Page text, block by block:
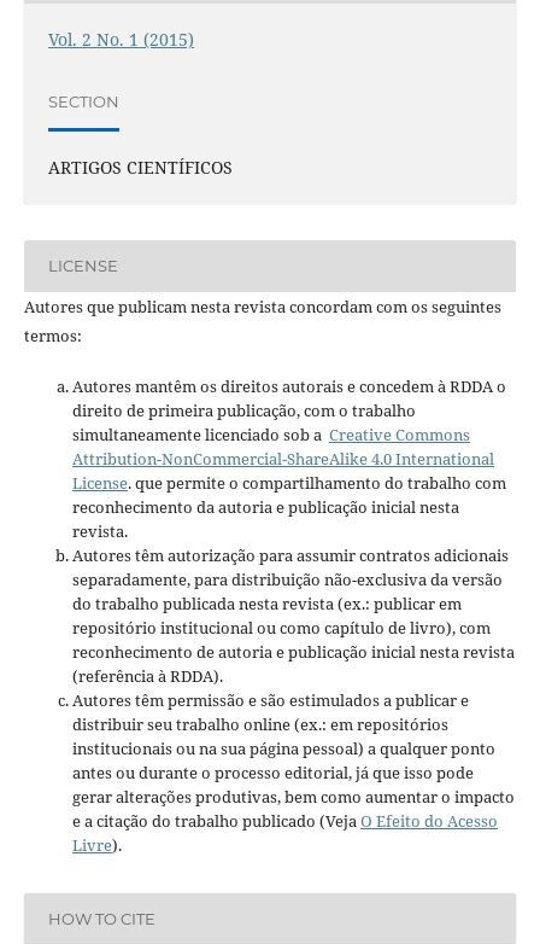
Vol. 2 No. 1 (2015)
SECTION
ARTIGOS CIENTÍFICOS
LICENSE
Autores que publicam nesta revista concordam com os seguintes
termos:
Autores mantêm os direitos autorais e concedem à RDDA o
direito de primeira publicação, com o trabalho
simultaneamente licenciado sob a Creative Commons
Attribution-NonCommercial-ShareAlike 4.0 International
License. que permite o compartilhamento do trabalho com
reconhecimento da autoria e publicação inicial nesta
revista.
Autores têm autorização para assumir contratos adicionais
separadamente, para distribuição não-exclusiva da versão
do trabalho publicada nesta revista (ex.: publicar em
repositório institucional ou como capítulo de livro), com
reconhecimento de autoria e publicação inicial nesta revista
(referência à RDDA).
Autores têm permissão e são estimulados a publicar e
distribuir seu trabalho online (ex.: em repositórios
institucionais ou na sua página pessoal) a qualquer ponto
antes ou durante o processo editorial, já que isso pode
gerar alterações produtivas, bem como aumentar o impacto
e a citação do trabalho publicado (VejaO Efeito do Acesso
Livre).
HOW TO CITE